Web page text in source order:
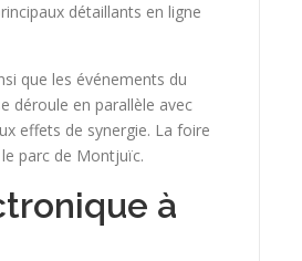
détaillants en ligne
que les événements du
déroule en parallèle avec
effets de synergie. La foire
parc de Montjuïc.
à